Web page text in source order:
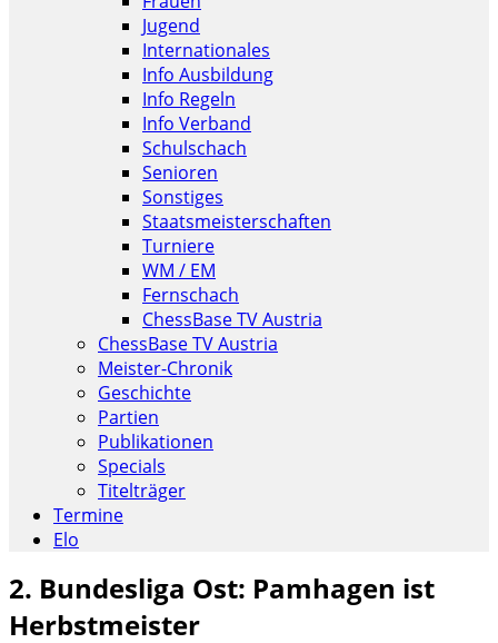
Jugend
Internationales
Info Ausbildung
Info Regeln
Info Verband
Schulschach
Senioren
Sonstiges
Staatsmeisterschaften
Turniere
WM / EM
Fernschach
ChessBase TV Austria
ChessBase TV Austria
Meister-Chronik
Geschichte
Partien
Publikationen
Specials
Titelträger
Termine
Elo
2. Bundesliga Ost: Pamhagen ist
Herbstmeister